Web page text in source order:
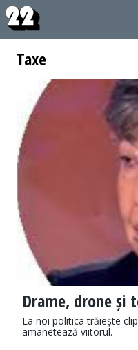
Taxe
Drame, drone și
La noi politica trăiește
amanetează viitorul.